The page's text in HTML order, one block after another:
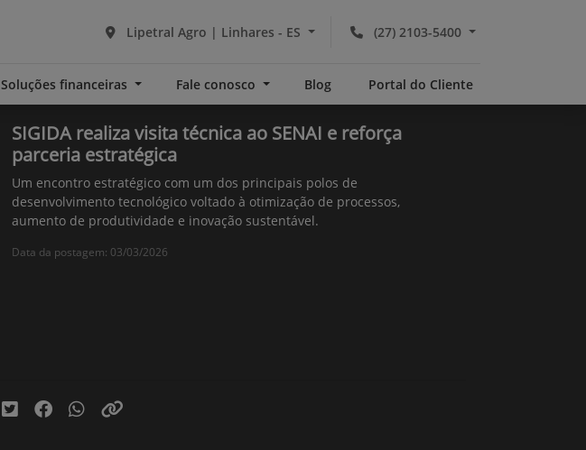
(27) 2103-5400
Lipetral Agro | Linhares - ES
Soluções financeiras Fale conosco Blog Portal do Cliente
SIGIDA realiza visita técnica ao SENAI e reforça
parceria estratégica
Um encontro estratégico com um dos principais polos de
desenvolvimento tecnológico voltado à otimização de processos,
aumento de produtividade e inovação sustentável.
Data da postagem: 03/03/2026